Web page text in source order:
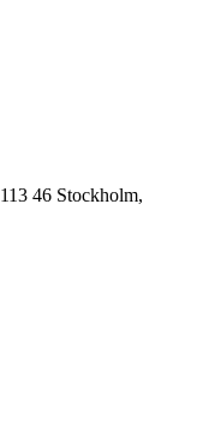
113 46 Stockholm,